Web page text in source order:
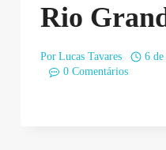
Rio
Por Lucas Tavares
6 de
0 Comentários